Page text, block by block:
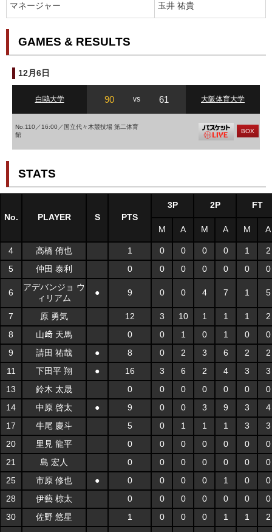
マネージャー 玉井 祐貴
GAMES & RESULTS
12月6日
白鷗大学 90 vs 61 大阪体育大学
No.110／16:00／国立代々木競技場 第二体育
館
BOX
STATS
No. PLAYER S PTS
3P 2P FT
M A M A M A
4 高橋 侑也 1 0 0 0 0 1
2
5
仲田 泰利 0 0 0 0 0 0 0
6
アデバンジョ ウ
ィリアム
● 9 0 0 4 7 1 5
7 原 勇気 12 3 10 1 1 1
2
8
山﨑 天馬 0 0 1 0 1 0
0
9
請田 祐哉 ● 8 0 2 3 6 2
2
11
下田平 翔 ● 16 3 6 2 4 3
3
13
鈴木 太晟 0 0 0 0 0 0
0
14
中原 啓太 ● 9 0 0 3 9 3
4
17
牛尾 慶斗 5 0 1 1 1 3
3
20
里見 龍平 0 0 0 0 0 0
0
21
島 宏人 0 0 0 0 0 0
0
25
市原 修也 ● 0 0 0 0 1 0
0
28
伊藝 椋太 0 0 0 0 0 0
0
30
佐野 悠星 1 0 0 0 1 1
2